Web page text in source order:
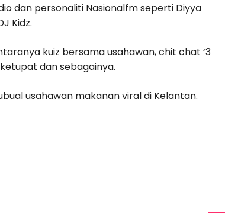
dan personaliti Nasionalfm seperti Diyya
Kidz.
kuiz bersama usahawan, chit chat ‘3
dan sebagainya.
usahawan makanan viral di Kelantan.